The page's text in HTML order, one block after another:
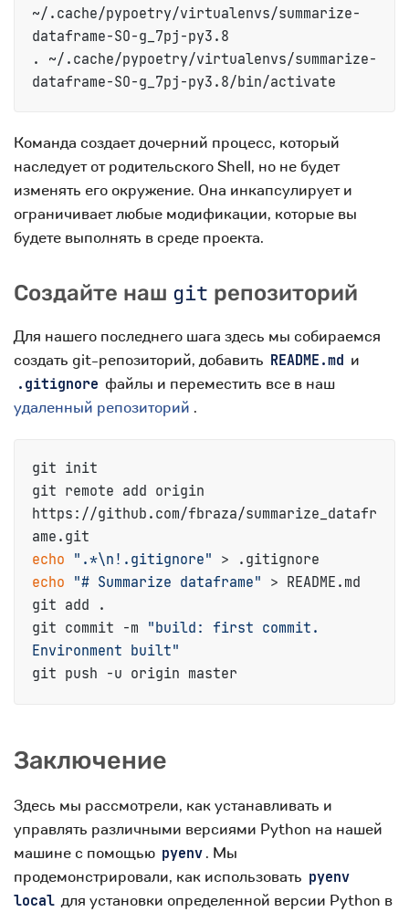
~/.cache/pypoetry/virtualenvs/summarize-
dataframe-SO-g_7pj-py3.8
. ~/.cache/pypoetry/virtualenvs/summarize-
dataframe-SO-g_7pj-py3.8/bin/activate
Команда создает дочерний процесс, который
наследует от родительского Shell, но не будет
изменять его окружение. Она инкапсулирует и
ограничивает любые модификации, которые вы
будете выполнять в среде проекта.
Создайте наш git репозиторий
Для нашего последнего шага здесь мы собираемся
создать git-репозиторий, добавить README.md и
.gitignore файлы и переместить все в наш
удаленный репозиторий .
git init
git remote add origin
https://github.com/fbraza/summarize_datafr
echo
".*\n!.gitignore"
echo
"# Summarize dataframe" > README.md
git add .
git commit -m
"build: first commit.
Environment built"
git push -u origin master
Заключение
Здесь мы рассмотрели, как устанавливать и
управлять различными версиями Python на нашей
машине с помощью pyenv . Мы
продемонстрировали, как использовать pyenv
local для установки определенной версии Python в